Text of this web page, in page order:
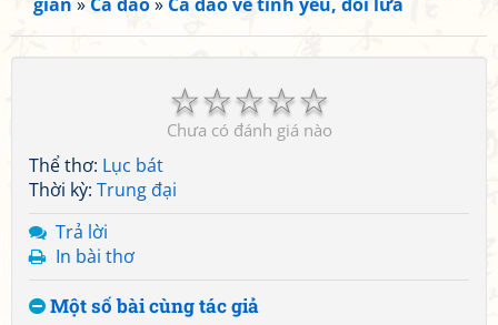
☆
☆
☆
☆
☆
Chưa có đánh giá nào
Thể thơ: Lục bát
Thời kỳ: Trung đại
Trả lời
In bài thơ
Một số bài cùng tác giả